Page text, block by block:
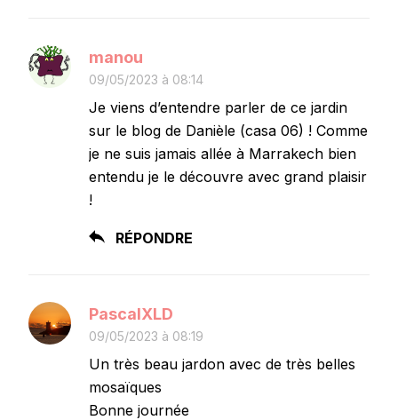
manou
09/05/2023 à 08:14
Je viens d’entendre parler de ce jardin
sur le blog de Danièle (casa 06) ! Comme
je ne suis jamais allée à Marrakech bien
entendu je le découvre avec grand plaisir
!
RÉPONDRE
PascalXLD
09/05/2023 à 08:19
Un très beau jardon avec de très belles
mosaïques
Bonne journée